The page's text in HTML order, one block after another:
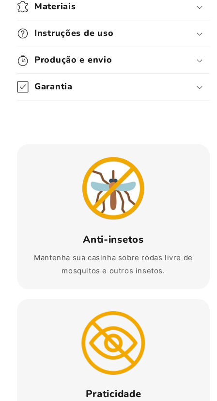
Materiais
Instruções de uso
Produção e envio
Garantia
Anti-insetos
Mantenha sua casinha sobre rodas livre de
mosquitos e outros insetos.
Praticidade